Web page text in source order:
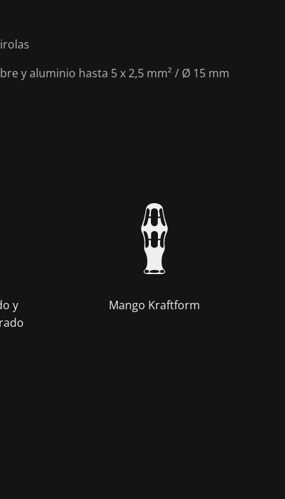
y aluminio hasta 5 x 2,5 mm² / Ø 15 mm
y
Mango Kraftform